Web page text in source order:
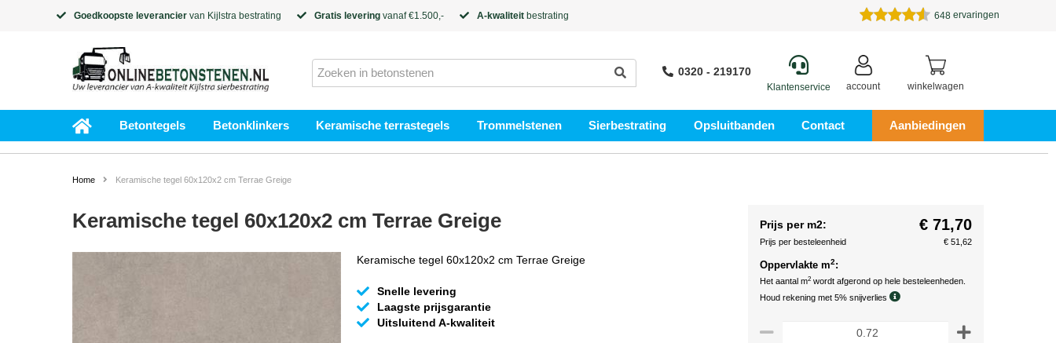
Goedkoopste leverancier van Kijlstra bestrating Gratis levering vanaf €1.500,- A-kwaliteit bestrating 648 ervaringen
0320 - 219170
Klantenservice account winkelwagen
Betontegels Betonklinkers Keramische terrastegels Trommelstenen Sierbestrating Opsluitbanden Contact Aanbiedingen
Home Keramische tegel 60x120x2 cm Terrae Greige
Keramische tegel 60x120x2 cm Terrae Greige
Keramische tegel 60x120x2 cm Terrae Greige
Snelle levering
Laagste prijsgarantie
Uitsluitend A-kwaliteit
Prijs per m2: € 71,70
Prijs per besteleenheid € 51,62
Oppervlakte m2:
Het aantal m2 wordt afgerond op hele besteleenheden.
Houd rekening met 5% snijverlies